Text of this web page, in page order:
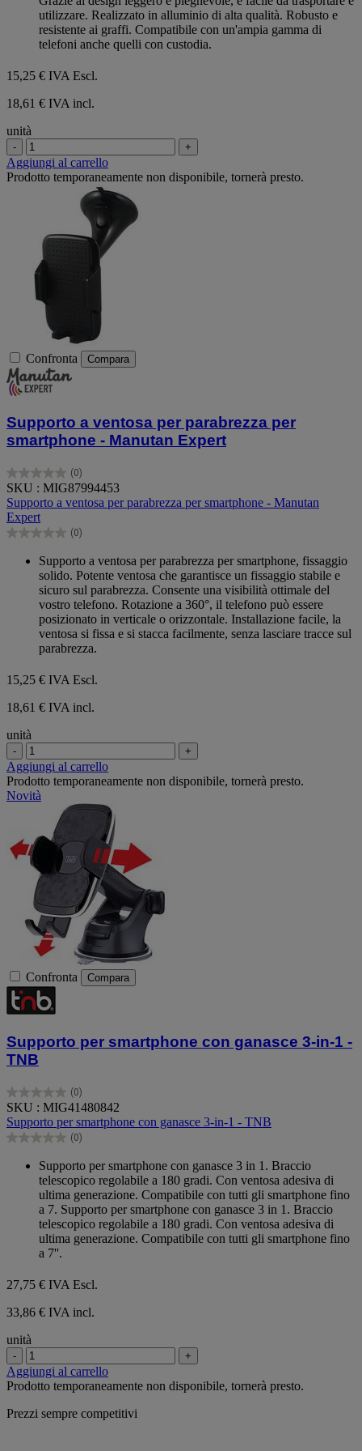
utilizzare. Realizzato in alluminio di alta qualità. Robusto e
resistente ai graffi. Compatibile con un'ampia gamma di
telefoni anche quelli con custodia.
15,25 € IVA Escl.
18,61 € IVA incl.
unità
- +
Aggiungi al carrello
Prodotto temporaneamente non disponibile, tornerà presto.
Confronta Compara
Supporto a ventosa per parabrezza per
smartphone - Manutan Expert
(0)
0.0
su
5
stelle.
SKU : MIG87994453
Supporto a ventosa per parabrezza per smartphone - Manutan
Expert
(0)
0.0
Supporto a ventosa per parabrezza per smartphone, fissaggio
solido. Potente ventosa che garantisce un fissaggio stabile e
sicuro sul parabrezza. Consente una visibilità ottimale del
vostro telefono. Rotazione a 360°, il telefono può essere
posizionato in verticale o orizzontale. Installazione facile, la
ventosa si fissa e si stacca facilmente, senza lasciare tracce sul
parabrezza.
15,25 € IVA Escl.
18,61 € IVA incl.
unità
- +
Aggiungi al carrello
Prodotto temporaneamente non disponibile, tornerà presto.
Novità
Confronta Compara
Supporto per smartphone con ganasce 3-in-1 -
TNB
(0)
0.0
su
5
stelle.
SKU : MIG41480842
Supporto per smartphone con ganasce 3-in-1 - TNB
(0)
0.0
Supporto per smartphone con ganasce 3 in 1. Braccio
telescopico regolabile a 180 gradi. Con ventosa adesiva di
ultima generazione. Compatibile con tutti gli smartphone fino
a 7. Supporto per smartphone con ganasce 3 in 1. Braccio
telescopico regolabile a 180 gradi. Con ventosa adesiva di
ultima generazione. Compatibile con tutti gli smartphone fino
a 7''.
27,75 € IVA Escl.
33,86 € IVA incl.
unità
- +
Aggiungi al carrello
Prodotto temporaneamente non disponibile, tornerà presto.
Prezzi sempre competitivi